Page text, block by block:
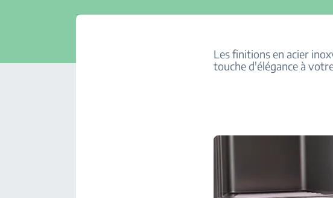
Les finitions en acier
touche d'élégance à